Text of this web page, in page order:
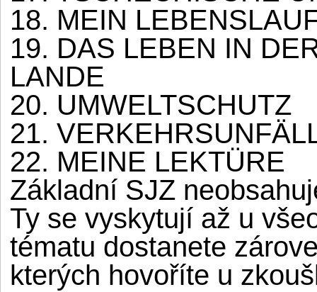
18. MEIN
19. DAS LEBEN IN
LANDE
20. UMWELTSCHUTZ
21.
22. MEINE LEKTÜRE
Základní SJZ
Ty se vyskytují až u
tématu dostanete
kterých hovoříte u